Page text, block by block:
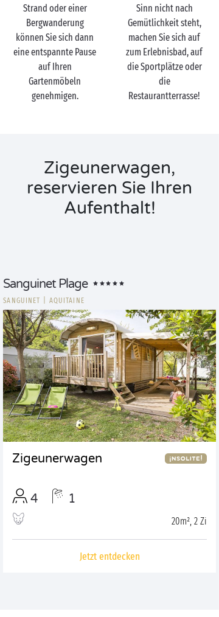
Strand oder einer
Bergwanderung
können Sie sich dann
eine entspannte Pause
auf Ihren
Gartenmöbeln
genehmigen.
Sinn nicht nach
Gemütlichkeit steht,
machen Sie sich auf
zum Erlebnisbad, auf
die Sportplätze oder
die
Restaurantterrasse!
Zigeunerwagen,
reservieren Sie Ihren
Aufenthalt!
Sanguinet Plage
SANGUINET AQUITAINE
Zigeunerwagen
4 1
20m², 2 Zi
Jetzt entdecken